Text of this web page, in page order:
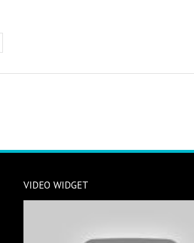
VIDEO WIDGET